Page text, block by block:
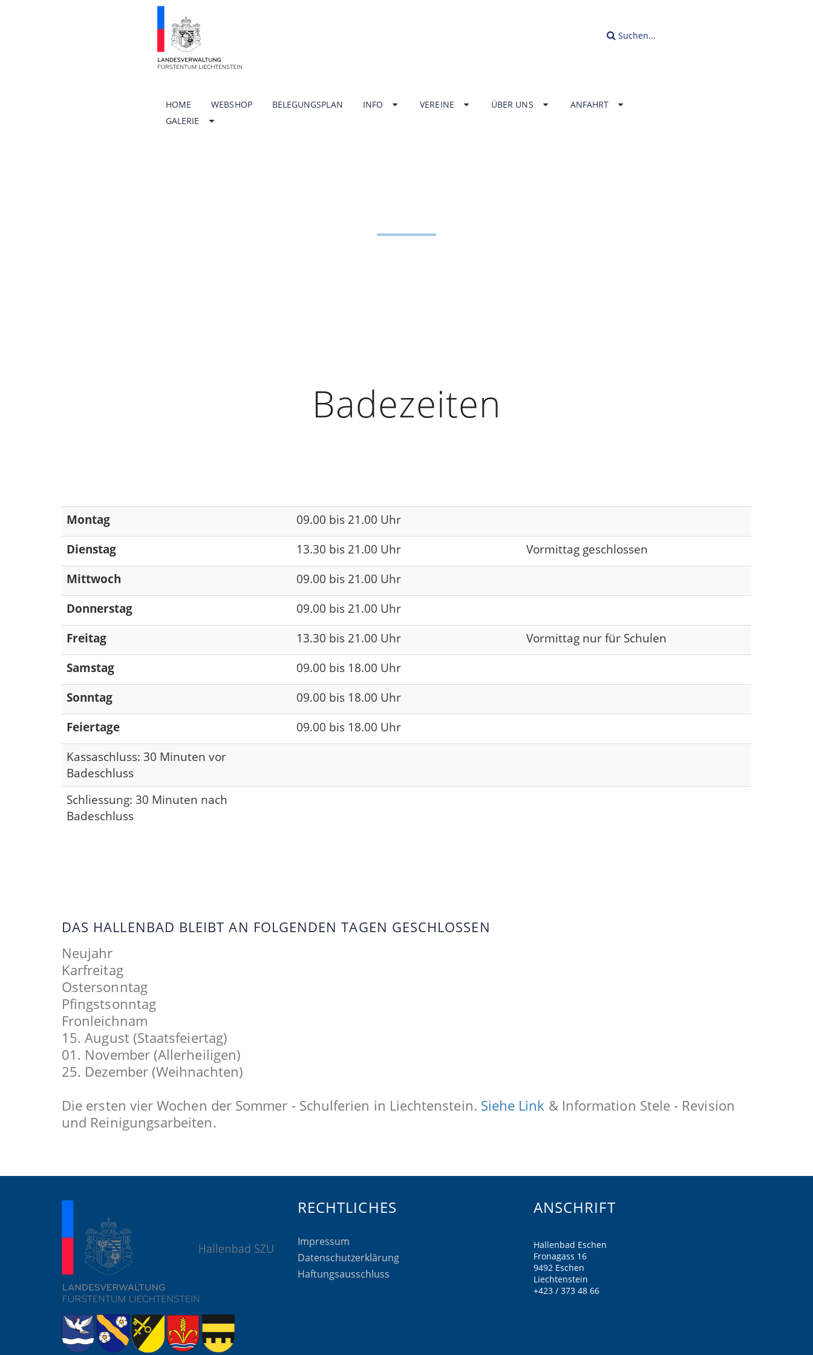
Suchen...
HOME WEBSHOP BELEGUNGSPLAN INFO VEREINE ÜBER UNS
ANFAHRT
GALERIE
Badezeiten
Montag
09.00 bis 21.00 Uhr
Dienstag
13.30 bis 21.00 Uhr
Vormittag geschlossen
Mittwoch
09.00 bis 21.00 Uhr
Donnerstag
09.00 bis 21.00 Uhr
Freitag
13.30 bis 21.00 Uhr
Vormittag nur für Schulen
Samstag
09.00 bis 18.00 Uhr
Sonntag
09.00 bis 18.00 Uhr
Feiertage
09.00 bis 18.00 Uhr
Kassaschluss: 30 Minuten vor
Badeschluss
Schliessung: 30 Minuten nach
Badeschluss
DAS HALLENBAD BLEIBT AN FOLGENDEN TAGEN GESCHLOSSEN
Neujahr
Karfreitag
Ostersonntag
Pfingstsonntag
Fronleichnam
15. August (Staatsfeiertag)
01. November (Allerheiligen)
25. Dezember (Weihnachten)
Die ersten vier Wochen der Sommer - Schulferien in Liechtenstein. Siehe Link & Information Stele - Revision
und Reinigungsarbeiten.
RECHTLICHES
Impressum
Datenschutzerklärung
Haftungsausschluss
ANSCHRIFT
Hallenbad Eschen
Fronagass 16
9492 Eschen
Liechtenstein
+423 / 373 48 66